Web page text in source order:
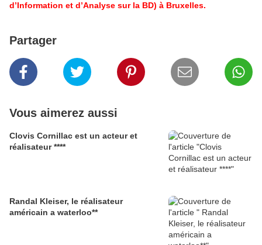
d’Information et d’Analyse sur la BD) à Bruxelles.
Partager
Vous aimerez aussi
Clovis Cornillac est un acteur et
réalisateur ****
Randal Kleiser, le réalisateur
américain a waterloo**